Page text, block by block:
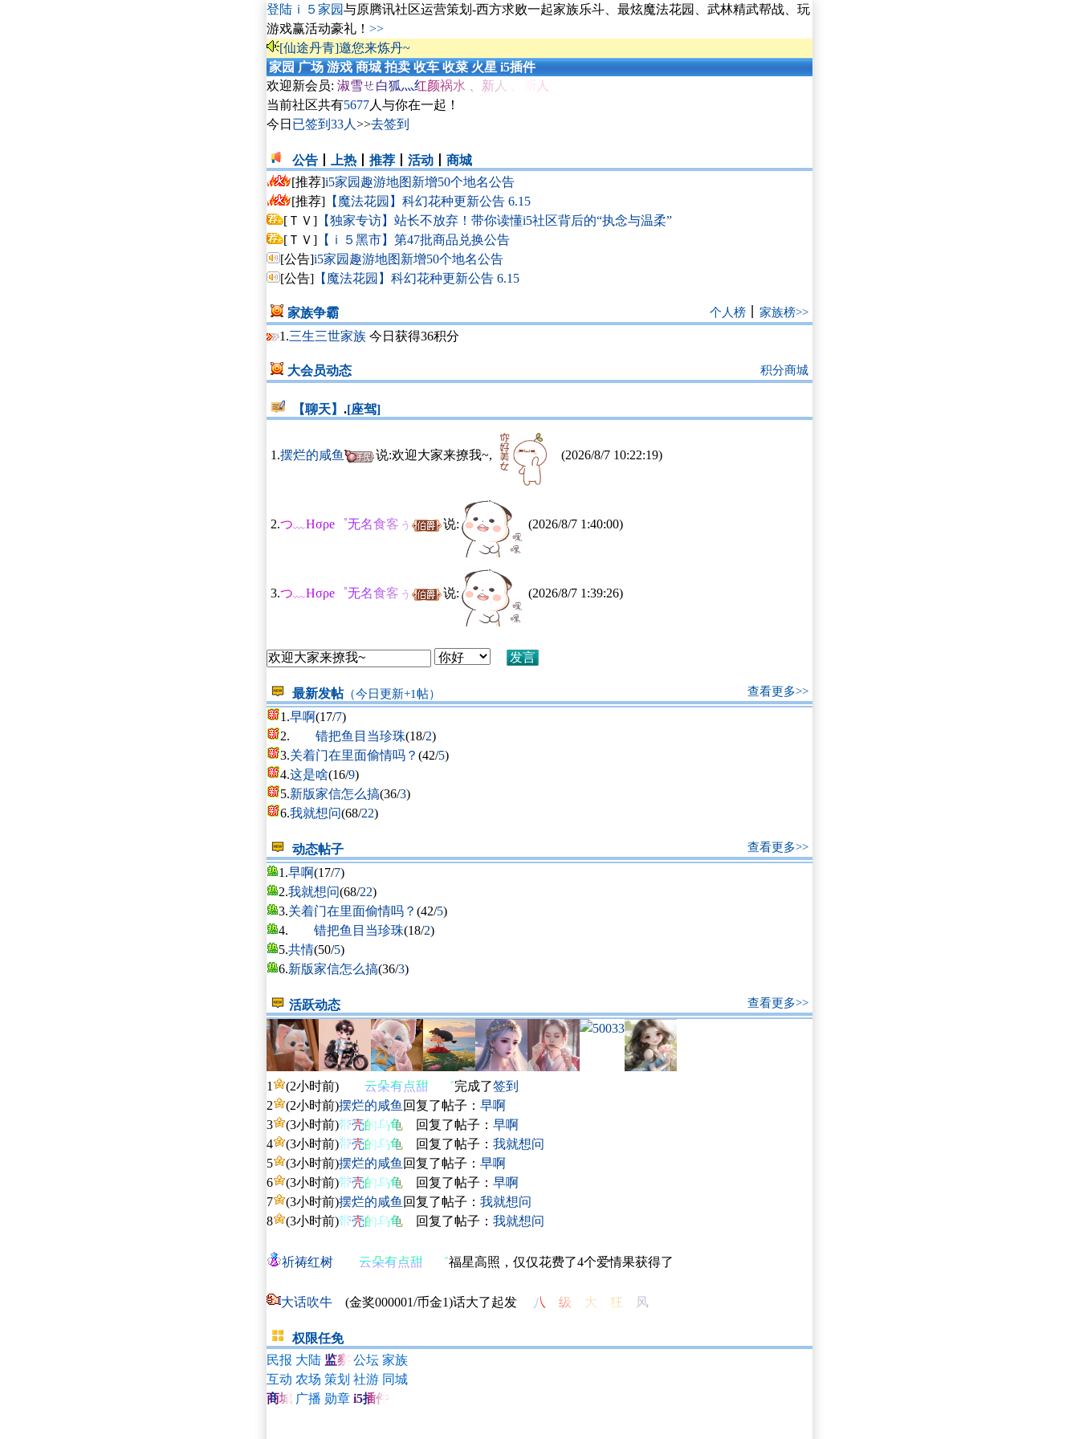
登陆ｉ５家园与原腾讯社区运营策划-西方求败一起家族乐斗、最炫魔法花园、武林精武帮战、玩
游戏赢活动豪礼！ >>
[仙途丹青]邀您来炼丹~
家园广场游戏 商城拍卖 收车 收菜 火星 i5插件
欢迎新会员: 淑雪ㄝ白狐灬红颜祸水 新人
新人
当前社区共有5677人与你在一起！
今日 已签到33人 >>去签到
公告 上热 推荐 活动
商城
[推荐]i5家园趣游地图新增50个地名公告
[推荐] 【魔法花园】科幻花种更新公告 6.15
[ＴＶ] 【独家专访】站长不放弃！带你读懂i5社区背后的“执念与温柔”
[ＴＶ] 【ｉ５黑市】第47批商品兑换公告
[公告]i5家园趣游地图新增50个地名公告
[公告] 【魔法花园】科幻花种更新公告 6.15
家族争霸 家族榜>>
个人榜
1.三生三世家族 今日获得36积分
大会员动态 积分商城
【聊天】 .[座驾]
1.摆烂的咸鱼 说:欢迎大家来撩我~, (2026/8/7 10:22:19)
2.つ﹏Ησρе゜无名食客ぅ 说: (2026/8/7 1:40:00)
3.つ﹏Ησρе゜无名食客ぅ 说: (2026/8/7 1:39:26)
最新发帖（今日更新+1帖） 查看更多>>
1.早啊(17/7)
2. 错把鱼目当珍珠(18/2)
3.关着门在里面偷情吗？ (42/5)
4.这是啥(16/9)
5.新版家信怎么搞(36/3)
6.我就想问(68/22)
动态帖子 查看更多>>
1.早啊(17/7)
2.我就想问(68/22)
3.关着门在里面偷情吗？ (42/5)
4. 错把鱼目当珍珠(18/2)
5.共情(50/5)
6.新版家信怎么搞(36/3)
活跃动态 查看更多>>
1 (2小时前) 云朵有点甜 ゛完成了签到
2
(2小时前)摆烂的咸鱼 回复了帖子： 早啊
3
(3小时前)带壳的乌龟 回复了帖子： 早啊
4
(3小时前)带壳的乌龟 回复了帖子： 我就想问
5
(3小时前)摆烂的咸鱼 回复了帖子： 早啊
6
(3小时前)带壳的乌龟 回复了帖子： 早啊
7
(3小时前)摆烂的咸鱼 回复了帖子： 我就想问
8
(3小时前)带壳的乌龟 回复了帖子： 我就想问
祈祷红树 云朵有点甜 ゛福星高照，仅仅花费了4个爱情果获得了
大话吹牛 ‮风 狂 大 级 八
发起了大话(1金币/100000奖金)
权限任免
民报 大陆 监察 公坛 家族
互动 农场 策划 社游 同城
商城 广播 勋章 i5插件